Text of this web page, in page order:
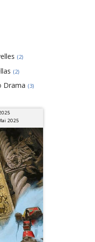
(2)
(2)
Drama (3)
2025